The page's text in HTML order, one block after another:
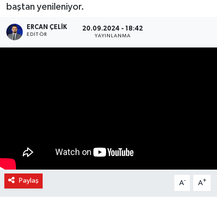
baştan yenileniyor.
ERCAN ÇELIK
EDITÖR
20.09.2024 - 18:42
YAYINLANMA
Paylaş A- A+
Haber Arşivi